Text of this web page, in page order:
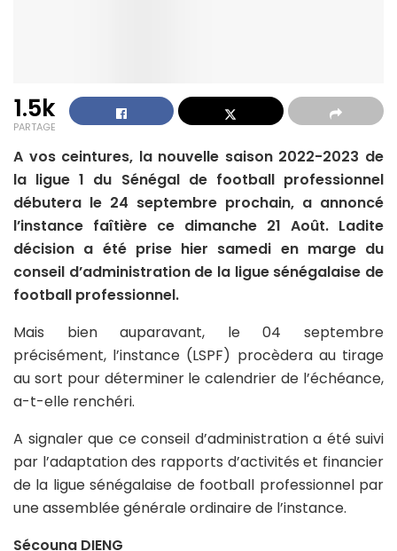
1.5k
PARTAGE
A vos ceintures, la nouvelle saison 2022-2023 de
la ligue 1 du Sénégal de football professionnel
débutera le 24 septembre prochain, a annoncé
l’instance faîtière ce dimanche 21 Août. Ladite
décision a été prise hier samedi en marge du
conseil d’administration de la ligue sénégalaise de
football professionnel.
Mais bien auparavant, le 04 septembre
précisément, l’instance (LSPF) procèdera au tirage
au sort pour déterminer le calendrier de l’échéance,
a-t-elle renchéri.
A signaler que ce conseil d’administration a été suivi
par l’adaptation des rapports d’activités et financier
de la ligue sénégalaise de football professionnel par
une assemblée générale ordinaire de l’instance.
Sécouna DIENG